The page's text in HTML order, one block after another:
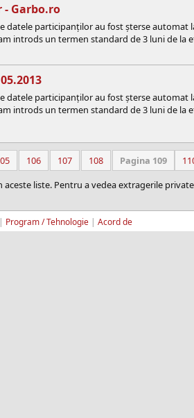
- Garbo.ro
datele participanților au fost șterse
introds un termen standard de 3 luni de
datele participanților au fost șterse
introds un termen standard de 3 luni de
106 107 108 Pagina 109
aceste liste. Pentru a vedea extragerile
| Program / Tehnologie | Acord de